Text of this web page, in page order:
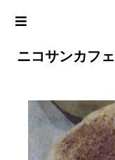
ニコサンカフ